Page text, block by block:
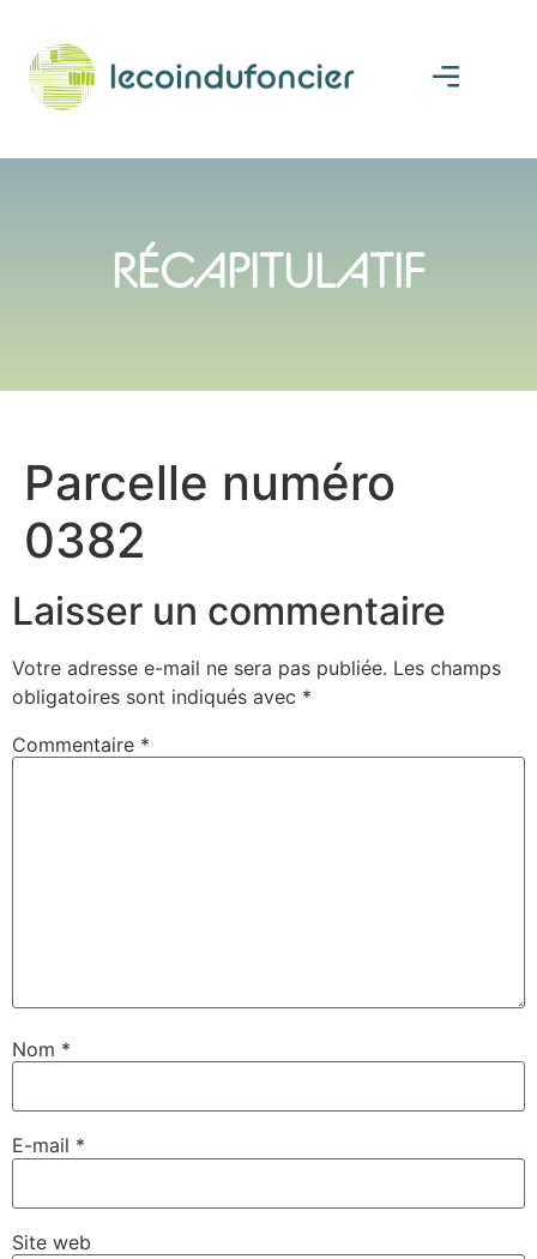
RÉCAPITULATIF
Parcelle numéro
0382
Laisser un commentaire
Votre adresse e-mail ne sera pas publiée. Les champs
obligatoires sont indiqués avec *
Commentaire *
Nom *
E-mail *
Site web